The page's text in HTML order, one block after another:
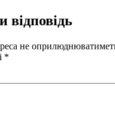
відповідь
не
*